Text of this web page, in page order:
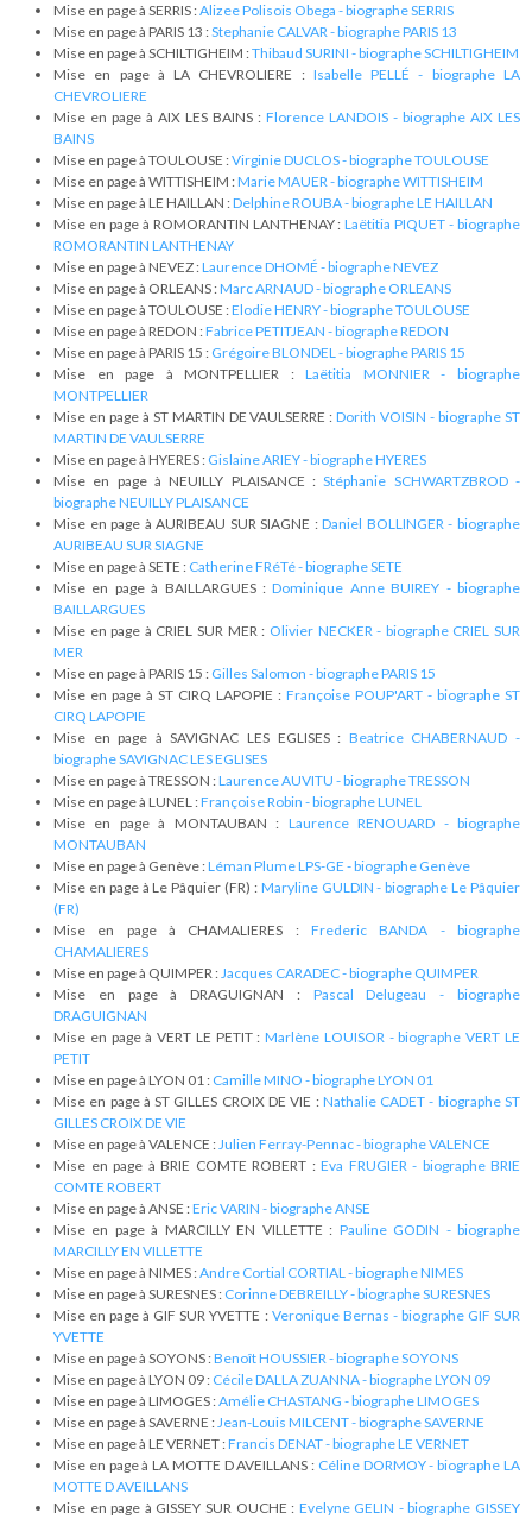
Mise en page à SERRIS :Alizee Polisois Obega - biographe SERRIS
Mise en page à PARIS 13 :Stephanie CALVAR - biographe PARIS 13
Mise en page à SCHILTIGHEIM :Thibaud SURINI - biographe SCHILTIGHEIM
Mise en page à LA CHEVROLIERE : Isabelle PELLÉ - biographe LA
CHEVROLIERE
Mise en page à AIX LES BAINS : Florence LANDOIS - biographe AIX LES
BAINS
Mise en page à TOULOUSE :Virginie DUCLOS - biographe TOULOUSE
Mise en page à WITTISHEIM :Marie MAUER - biographe WITTISHEIM
Mise en page à LE HAILLAN :Delphine ROUBA - biographe LE HAILLAN
Mise en page à ROMORANTIN LANTHENAY :Laëtitia PIQUET - biographe
ROMORANTIN LANTHENAY
Mise en page à NEVEZ :Laurence DHOMÉ - biographe NEVEZ
Mise en page à ORLEANS :Marc ARNAUD - biographe ORLEANS
Mise en page à TOULOUSE :Elodie HENRY - biographe TOULOUSE
Mise en page à REDON :Fabrice PETITJEAN - biographe REDON
Mise en page à PARIS 15 : Grégoire BLONDEL - biographe PARIS 15
Mise en page à MONTPELLIER :Laëtitia MONNIER - biographe
MONTPELLIER
Mise en page à ST MARTIN DE VAULSERRE :Dorith VOISIN - biographe ST
MARTIN DE VAULSERRE
Mise en page à HYERES : Gislaine ARIEY - biographe HYERES
Mise en page à NEUILLY PLAISANCE :Stéphanie SCHWARTZBROD -
biographe NEUILLY PLAISANCE
Mise en page à AURIBEAU SUR SIAGNE :Daniel BOLLINGER - biographe
AURIBEAU SUR SIAGNE
Mise en page à SETE : Catherine FRéTé - biographe SETE
Mise en page à BAILLARGUES :Dominique Anne BUIREY - biographe
BAILLARGUES
Mise en page à CRIEL SUR MER : Olivier NECKER - biographe CRIEL SUR
MER
Mise en page à PARIS 15 : Gilles Salomon - biographe PARIS 15
Mise en page à ST CIRQ LAPOPIE : Françoise POUP'ART - biographe ST
CIRQ LAPOPIE
Mise en page à SAVIGNAC LES EGLISES : Beatrice CHABERNAUD -
biographe SAVIGNAC LES EGLISES
Mise en page à TRESSON :Laurence AUVITU - biographe TRESSON
Mise en page à LUNEL :Françoise Robin - biographe LUNEL
Mise en page à MONTAUBAN : Laurence RENOUARD - biographe
MONTAUBAN
Mise en page à Genève :Léman Plume LPS-GE - biographe Genève
Mise en page à Le Pâquier (FR) : Maryline GULDIN - biographe Le Pâquier
(FR)
Mise en page à CHAMALIERES : Frederic BANDA - biographe
CHAMALIERES
Mise en page à QUIMPER :Jacques CARADEC - biographe QUIMPER
Mise en page à DRAGUIGNAN : Pascal Delugeau - biographe
DRAGUIGNAN
Mise en page à VERT LE PETIT :Marlène LOUISOR - biographe VERT LE
PETIT
Mise en page à LYON 01 : Camille MINO - biographe LYON 01
Mise en page à ST GILLES CROIX DE VIE : Nathalie CADET - biographe ST
GILLES CROIX DE VIE
Mise en page à VALENCE :Julien Ferray-Pennac - biographe VALENCE
Mise en page à BRIE COMTE ROBERT : Eva FRUGIER - biographe BRIE
COMTE ROBERT
Mise en page à ANSE :Eric VARIN - biographe ANSE
Mise en page à MARCILLY EN VILLETTE : Pauline GODIN - biographe
MARCILLY EN VILLETTE
Mise en page à NIMES :Andre Cortial CORTIAL - biographe NIMES
Mise en page à SURESNES : Corinne DEBREILLY - biographe SURESNES
Mise en page à GIF SUR YVETTE : Veronique Bernas - biographe GIF SUR
YVETTE
Mise en page à SOYONS :Benoît HOUSSIER - biographe SOYONS
Mise en page à LYON 09 : Cécile DALLA ZUANNA - biographe LYON 09
Mise en page à LIMOGES :Amélie CHASTANG - biographe LIMOGES
Mise en page à SAVERNE :Jean-Louis MILCENT - biographe SAVERNE
Mise en page à LE VERNET :Francis DENAT - biographe LE VERNET
Mise en page à LA MOTTE D AVEILLANS : Céline DORMOY - biographe LA
MOTTE D AVEILLANS
Mise en page à GISSEY SUR OUCHE : Evelyne GELIN - biographe GISSEY